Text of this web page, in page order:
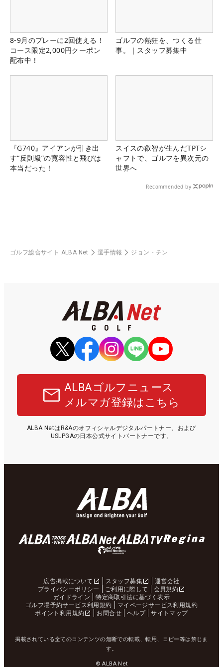
8-9月のプレーに2回使える！
コース限定2,000円クーポン
配布中！
ゴルフの熱狂を、つくる仕
事。｜スタッフ募集中
『G740』アイアンが引き出
す“反則級”の寛容性と飛びは
本当だった！
スイスの叡智が生んだTPTシ
ャフトで、ゴルフを異次元の
世界へ
Recommended by
ゴルフ総合サイト ALBA Net 選手情報 ジョン・チン
ALBAゴルフニュース
メルマガ登録はこちら
ALBA NetはR&Aのオフィシャルデジタルパートナー、および
USLPGAの日本公式サイトパートナーです。
広告掲載について スタッフ募集
運営会社
プライバシーポリシー
ご利用に際して
会員規約
ガイドライン
特定商取引法に基づく表示
ゴルフ場予約サービス利用規約
マイページサービス利用規約
ポイント利用規約
お問合せ ヘルプ サイトマップ
掲載されている全てのコンテンツの無断での転載、転用、コピー等は禁じま
す。
© ALBA Net